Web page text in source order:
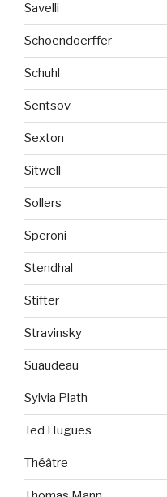
Savelli
Schoendoerffer
Schuhl
Sentsov
Sexton
Sitwell
Sollers
Speroni
Stendhal
Stifter
Stravinsky
Suaudeau
Sylvia Plath
Ted Hugues
Théâtre